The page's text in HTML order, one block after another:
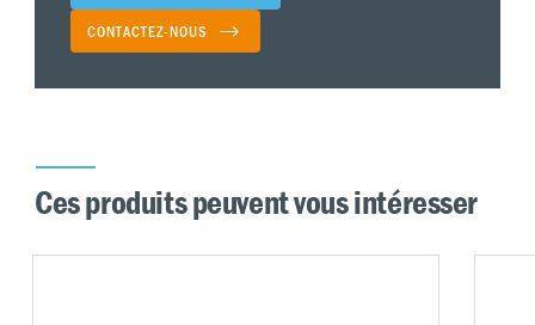
CONTACTEZ-NOUS
Ces produits peuvent vous intéresser